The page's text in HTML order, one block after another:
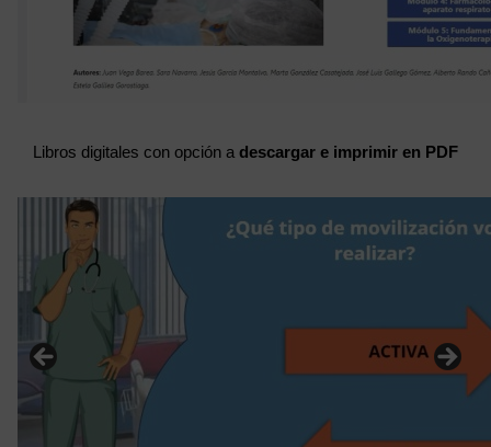
Libros digitales con opción a descargar e imprimir en PDF